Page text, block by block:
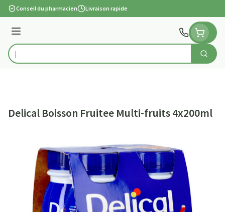
Aller au contenu
Conseil du pharmacien Livraison rapide
Menu
Rechercher
Delical Boisson Fruitee Multi-fruits 4x200ml